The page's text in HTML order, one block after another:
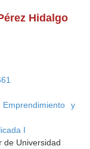
Hidalgo
y
I
de Universidad